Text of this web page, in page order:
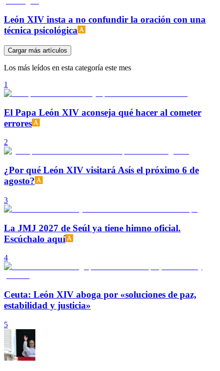
León XIV insta a no confundir la oración con una
técnica psicológica
Cargar más artículos
Los más leídos en esta categoría este mes
1
El Papa León XIV aconseja qué hacer al cometer
errores
2
¿Por qué León XIV visitará Asís el próximo 6 de
agosto?
3
La JMJ 2027 de Seúl ya tiene himno oficial.
Escúchalo aquí
4
Ceuta: León XIV aboga por «soluciones de paz,
estabilidad y justicia»
5